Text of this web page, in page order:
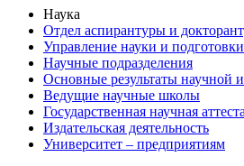
Наука
Отдел аспирантуры и
Управление науки и
Научные подразделения
Основные результаты научной
Ведущие научные школы
Государственная научная
Издательская деятельность
Университет – предприятиям